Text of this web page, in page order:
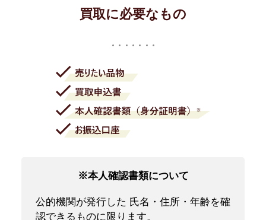
買取に必要なもの
※本人確認書類について
公的機関が発行した 氏名・住所・年齢を確
認できるものに限ります。